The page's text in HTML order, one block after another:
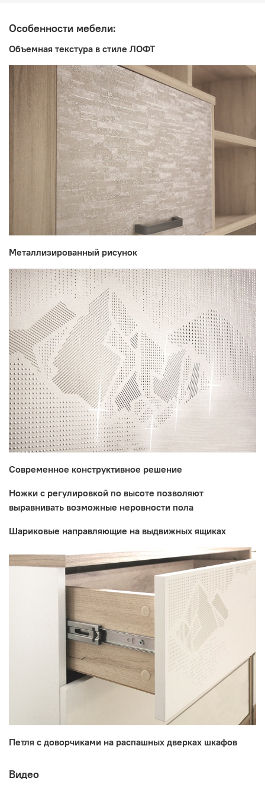
Дуб Кронберг/Белый шпон/Плаза/Стоун
Производитель:
Мебельная фабрика ВИТРА, Торговая марка DaVita
Особенности мебели:
Объемная текстура в стиле ЛОФТ
Металлизированный рисунок
Современное конструктивное решение
Ножки с регулировкой по высоте позволяют
выравнивать возможные неровности пола
Шариковые направляющие на выдвижных ящиках
Петля с доворчиками на распашных дверках шкафов
Видео